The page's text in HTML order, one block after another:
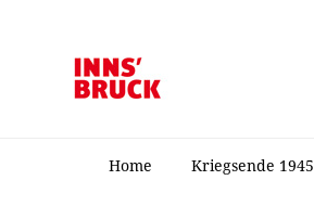
Home Kriegsende 1945